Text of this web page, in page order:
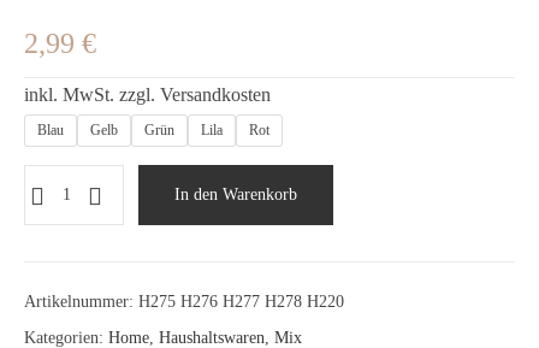
2,99 €
inkl. MwSt. zzgl. Versandkosten
Blau Gelb Grün Lila Rot
In den Warenkorb
Artikelnummer: H275 H276 H277 H278 H220
Kategorien: Home, Haushaltswaren, Mix